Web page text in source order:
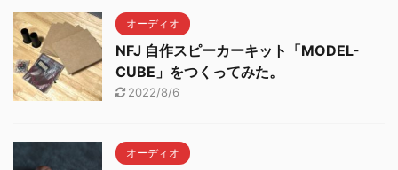
オーディオ
NFJ 自作スピーカーキット「MODEL-
CUBE」をつくってみた。
2022/8/6
オーディオ